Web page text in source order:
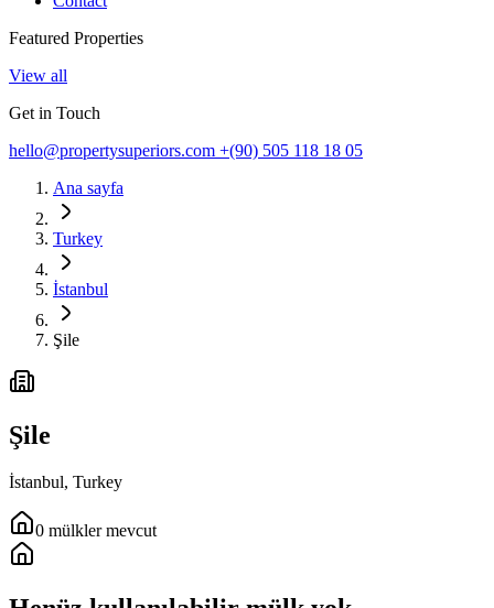
Featured Properties
View all
Get in Touch
hello@propertysuperiors.com +(90) 505 118 18 05
Ana sayfa
Turkey
İstanbul
Şile
Şile
İstanbul, Turkey
0 mülkler mevcut